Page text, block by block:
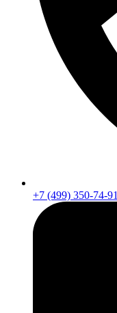
+7 (499) 350-74-91